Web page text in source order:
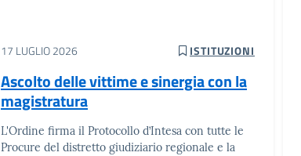
17 LUGLIO 2026 ISTITUZIONI
Ascolto delle vittime e sinergia con la
magistratura
L'Ordine firma il Protocollo d’Intesa con tutte le
Procure del distretto giudiziario regionale e la